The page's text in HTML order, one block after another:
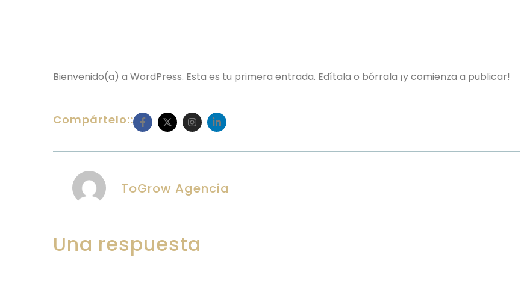
Bienvenido(a) a WordPress. Esta es tu primera entrada. Edítala o bórrala ¡y comienza a publicar!
Compártelo::
ToGrow Agencia
Una respuesta